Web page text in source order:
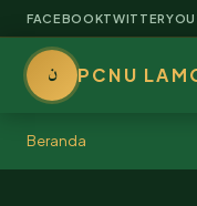
FACEBOOKTWITTER
ن PCNU
Beranda